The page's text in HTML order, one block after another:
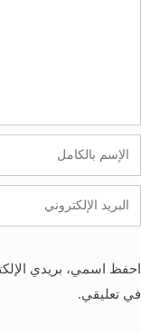
احفظ اسمي، بريدي
في تعليقي.